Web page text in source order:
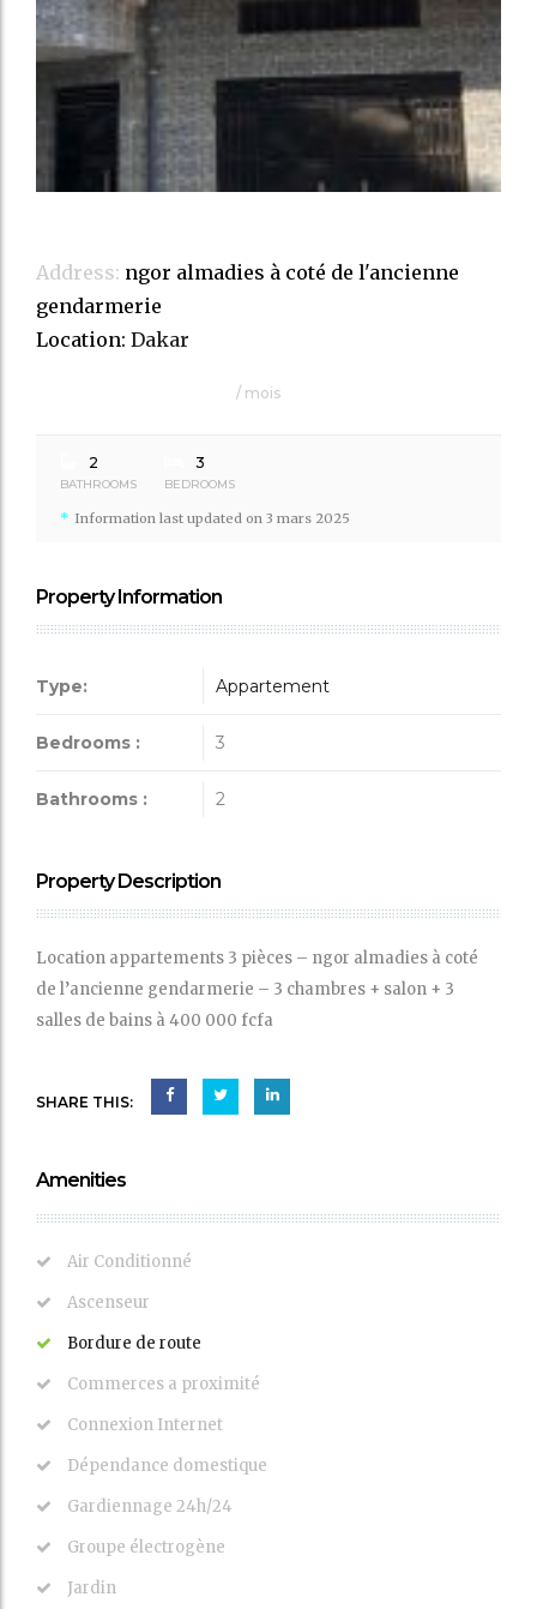
Address: ngor almadies à coté de l'ancienne
gendarmerie
Location: Dakar
/ mois
2
BATHROOMS
3
BEDROOMS
Information last updated on 3 mars 2025
Property Information
Type: Appartement
Bedrooms : 3
Bathrooms : 2
Property Description
Location appartements 3 pièces – ngor almadies à coté
de l’ancienne gendarmerie – 3 chambres + salon + 3
salles de bains à 400 000 fcfa
SHARE THIS:
Amenities
Air Conditionné
Ascenseur
Bordure de route
Commerces a proximité
Connexion Internet
Dépendance domestique
Gardiennage 24h/24
Groupe électrogène
Jardin